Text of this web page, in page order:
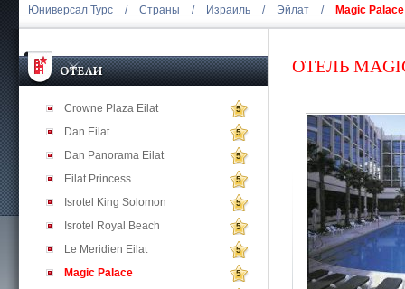
Юниверсал Турс / Страны / Израиль / Эйлат / Magic Palace
Crowne Plaza Eilat 5
Dan Eilat 5
Dan Panorama Eilat 5
Eilat Princess 5
Isrotel King Solomon 5
Isrotel Royal Beach 5
Le Meridien Eilat 5
Magic Palace 5
ОТЕЛЬ